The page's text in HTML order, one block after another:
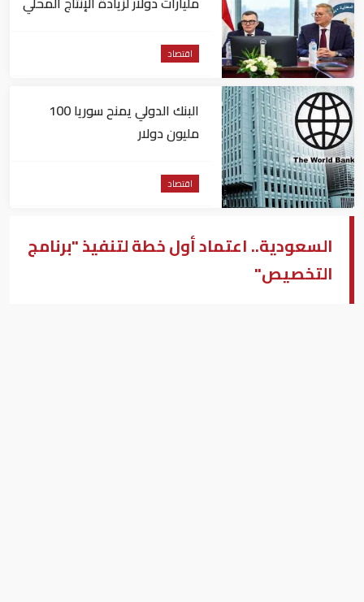
اقتصاد
البنك الدولي يمنح سوريا 100
مليون دولار
اقتصاد
السعودية.. اعتماد أول خطة لتنفيذ "برنامج
التخصيص"